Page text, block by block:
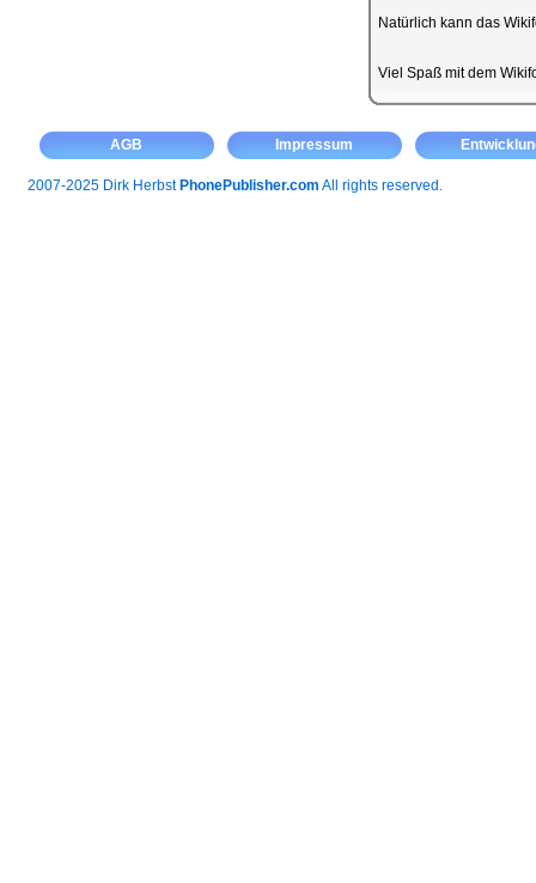
Natürlich kann das
Viel Spaß mit dem
AGB Impressum
2007-2025 Dirk Herbst PhonePublisher.com All rights reserved.